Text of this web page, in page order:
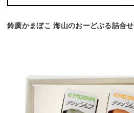
鈴廣かまぼこ 海山のおーどぶる詰合せ